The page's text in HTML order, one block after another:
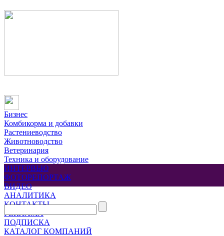
Бизнес
Комбикорма и добавки
Растениеводство
Животноводство
Ветеринария
Техника и оборудование
ИНТЕРВЬЮ
ФОТОРЕПОРТАЖ
ВИДЕО
АНАЛИТИКА
КОНТАКТЫ
РЕКЛАМА
ПОДПИСКА
КАТАЛОГ КОМПАНИЙ